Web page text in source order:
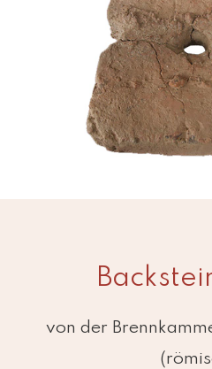
von der